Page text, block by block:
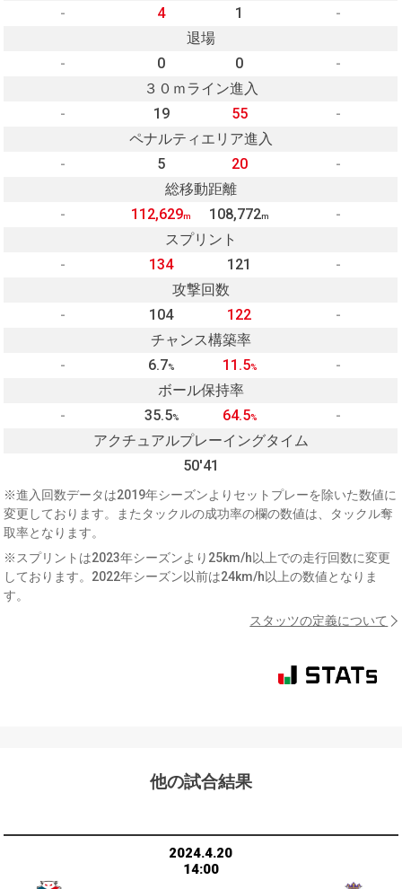
- 4 1
-
退場
-
0 0
-
３０ｍライン進入
-
19 55
-
ペナルティエリア進入
-
5 20
-
総移動距離
-
112,629m 108,772m
-
スプリント
-
134 121
-
攻撃回数
-
104 122
-
チャンス構築率
-
6.7% 11.5%
-
ボール保持率
-
35.5% 64.5%
-
アクチュアルプレーイングタイム
50'41
※進入回数データは2019年シーズンよりセットプレーを除いた数値に
変更しております。またタックルの成功率の欄の数値は、タックル奪
取率となります。
※スプリントは2023年シーズンより25km/h以上での走行回数に変更
しております。2022年シーズン以前は24km/h以上の数値となりま
す。
スタッツの定義について
他の試合結果
2024.4.20
14:00